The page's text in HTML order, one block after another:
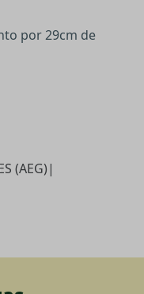
por 29cm de
(AEG)|